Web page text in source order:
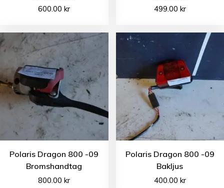
600.00kr 499.00 kr
Polaris Dragon 800 -09
Bromshandtag
800.00kr
Polaris Dragon 800 -09
Bakljus
400.00 kr